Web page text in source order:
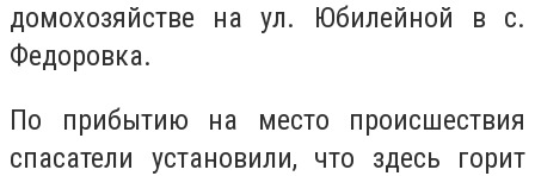
домохозяйстве на ул. Юбилейной в с.
Федоровка.
По прибытию на место происшествия
спасатели установили, что здесь горит